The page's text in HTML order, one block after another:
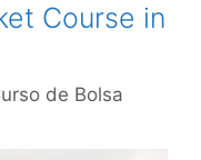
Course in
de Bolsa